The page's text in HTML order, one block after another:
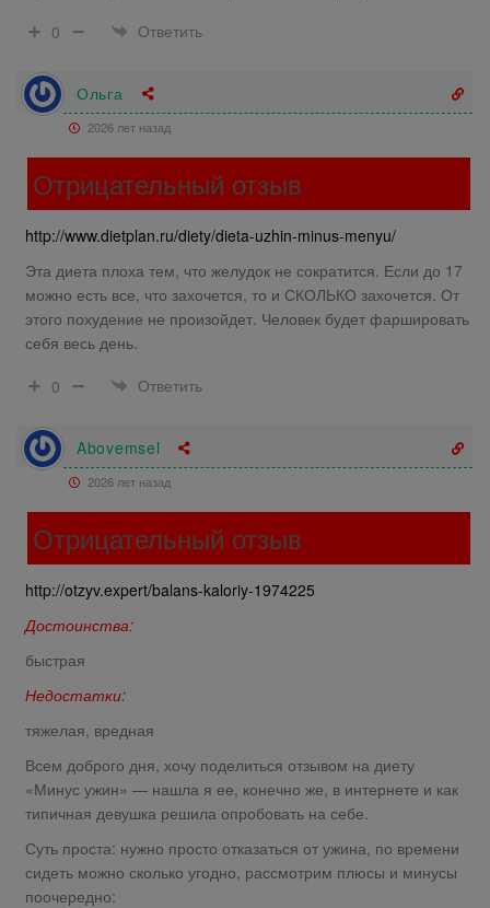
0
Ответить
Ольга
2026 лет назад
Отрицательный отзыв
http://www.dietplan.ru/diety/dieta-uzhin-minus-menyu/
Эта диета плоха тем, что желудок не сократится. Если до 17
можно есть все, что захочется, то и СКОЛЬКО захочется. От
этого похудение не произойдет. Человек будет фаршировать
себя весь день.
0
Ответить
Abovemsel
2026 лет назад
Отрицательный отзыв
http://otzyv.expert/balans-kaloriy-1974225
Достоинства:
быстрая
Недостатки:
тяжелая, вредная
Всем доброго дня, хочу поделиться отзывом на диету
«Минус ужин» — нашла я ее, конечно же, в интернете и как
типичная девушка решила опробовать на себе.
Суть проста: нужно просто отказаться от ужина, по времени
сидеть можно сколько угодно, рассмотрим плюсы и минусы
поочередно: